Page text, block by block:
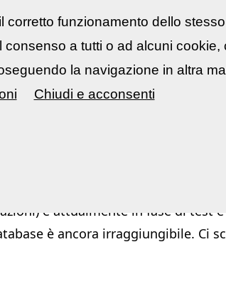
▼ Mostre Eventi▼
è attualmente in fase di test
è ancora irraggiungibile. Ci
funzionamento dello
a tutti o ad alcuni
la navigazione in altra
Chiudi e acconsenti